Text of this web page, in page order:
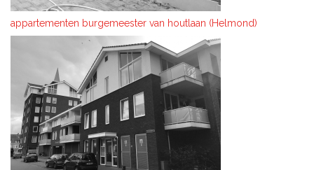
appartementen burgemeester van houtlaan (Helmond)